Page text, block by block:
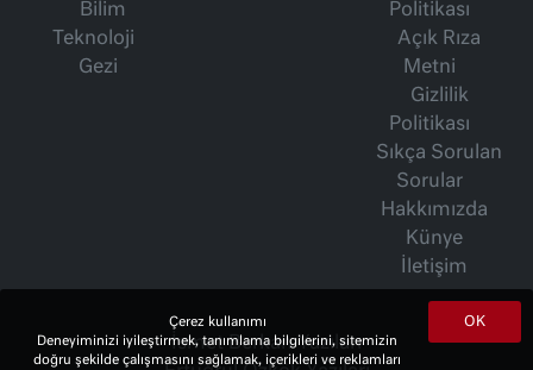
Bilim
Teknoloji
Gezi
Politikası
Açık Rıza
Metni
Gizlilik
Politikası
Sıkça Sorulan
Sorular
Hakkımızda
Künye
İletişim
İsmet Berkan Yazıları
OK
Çerez kullanımı
Deneyiminizi iyileştirmek, tanımlama bilgilerini, sitemizin
doğru şekilde çalışmasını sağlamak, içerikleri ve reklamları